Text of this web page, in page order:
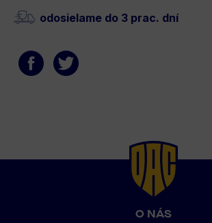
odosielame do 3 prac. dní
O NÁS